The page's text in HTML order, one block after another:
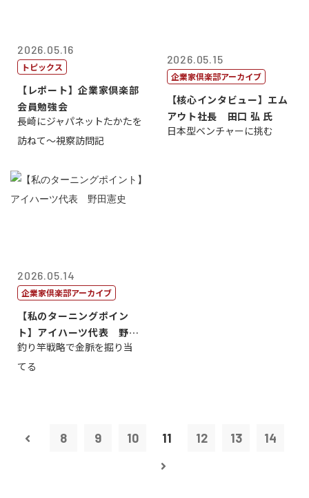
2026.05.16
トピックス
【レポート】企業家倶楽部
会員勉強会
長崎にジャパネットたかたを
訪ねて～視察訪問記
2026.05.15
企業家倶楽部アーカイブ
【核心インタビュー】エム
アウト社長 田口 弘 氏
日本型ベンチャーに挑む
2026.05.14
企業家倶楽部アーカイブ
【私のターニングポイン
ト】アイハーツ代表 野田
憲史
釣り竿戦略で金脈を掘り当
てる
8 9 10 11 12 13 14